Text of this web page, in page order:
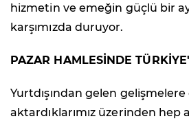
hizmetin ve emeğin güçlü bir
karşımızda duruyor.
PAZAR HAMLESİNDE
Yurtdışından gelen gelişmelere
aktardıklarımız üzerinden hep